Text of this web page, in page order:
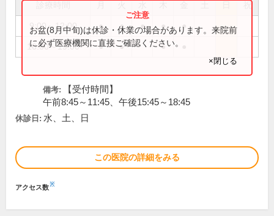
祝
9:00～12:00 ● ● ● ● ●
16:00～19:00 ● ● ●
お盆(8月中旬)は休診・休業の場合があります。来院前
に必ず医療機関に直接ご確認ください。
×閉じる
備考:
【受付時間】
午前8:45～11:45、午後15:45～18:45
休診日: 水、土、日
この医院の詳細をみる
アクセス数※